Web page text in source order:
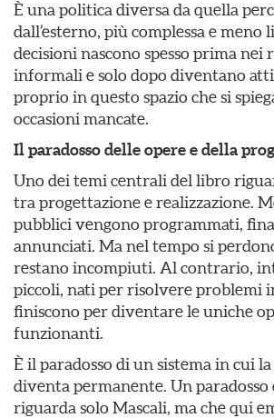
È una politica diversa da quella
dall’esterno, più complessa e meno
decisioni nascono spesso prima nei
informali e solo dopo diventano
proprio in questo spazio che si
occasioni mancate.
Il paradosso delle opere e della
Uno dei temi centrali del libro
tra progettazione e realizzazione.
pubblici vengono programmati,
annunciati. Ma nel tempo si
restano incompiuti. Al contrario,
piccoli, nati per risolvere problemi
finiscono per diventare le uniche
funzionanti.
È il paradosso di un sistema in cui
diventa permanente. Un paradosso
riguarda solo Mascali, ma che qui